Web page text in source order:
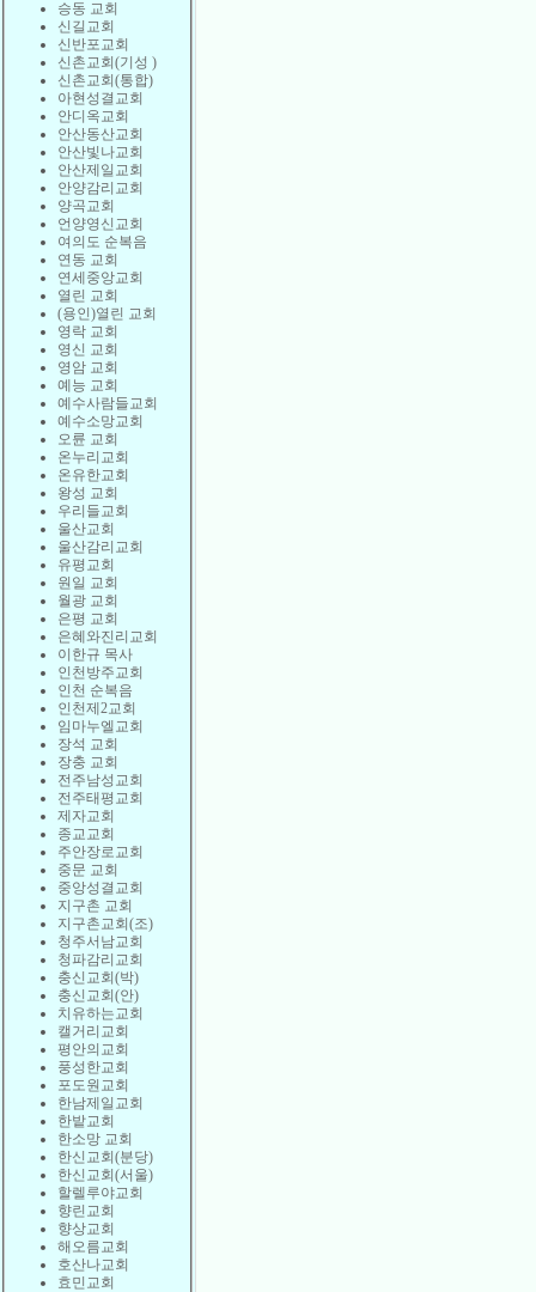
승동 교회
신길교회
신반포교회
신촌교회(기성 )
신촌교회(통합)
아현성결교회
안디옥교회
안산동산교회
안산빛나교회
안산제일교회
안양감리교회
양곡교회
언양영신교회
여의도 순복음
연동 교회
연세중앙교회
열린 교회
(용인)열린 교회
영락 교회
영신 교회
영암 교회
예능 교회
예수사람들교회
예수소망교회
오륜 교회
온누리교회
온유한교회
왕성 교회
우리들교회
울산교회
울산감리교회
유평교회
원일 교회
월광 교회
은평 교회
은혜와진리교회
이한규 목사
인천방주교회
인천 순복음
인천제2교회
임마누엘교회
장석 교회
장충 교회
전주남성교회
전주태평교회
제자교회
종교교회
주안장로교회
중문 교회
중앙성결교회
지구촌 교회
지구촌교회(조)
청주서남교회
청파감리교회
충신교회(박)
충신교회(안)
치유하는교회
캘거리교회
평안의교회
풍성한교회
포도원교회
한남제일교회
한밭교회
한소망 교회
한신교회(분당)
한신교회(서울)
할렐루야교회
향린교회
향상교회
해오름교회
호산나교회
효민교회